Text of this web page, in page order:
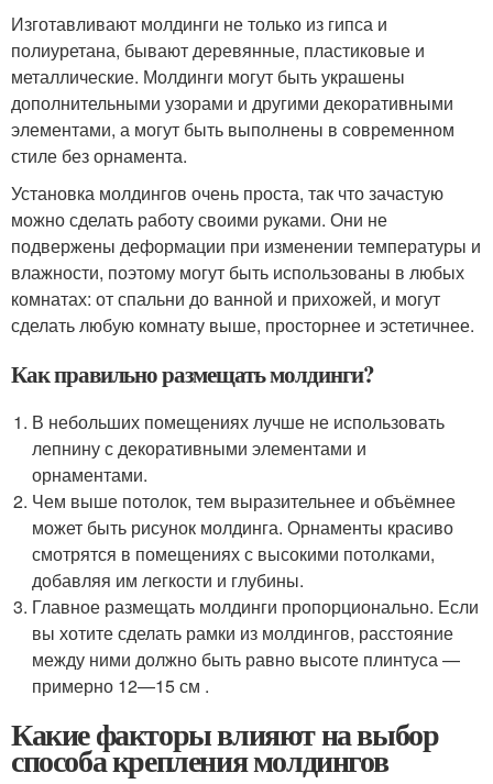
Изготавливают молдинги не только из гипса и
полиуретана, бывают деревянные, пластиковые и
металлические. Молдинги могут быть украшены
дополнительными узорами и другими декоративными
элементами, а могут быть выполнены в современном
стиле без орнамента.
Установка молдингов очень проста, так что зачастую
можно сделать работу своими руками. Они не
подвержены деформации при изменении температуры и
влажности, поэтому могут быть использованы в любых
комнатах: от спальни до ванной и прихожей, и могут
сделать любую комнату выше, просторнее и эстетичнее.
Как правильно размещать молдинги?
В небольших помещениях лучше не использовать
лепнину с декоративными элементами и
орнаментами.
Чем выше потолок, тем выразительнее и объёмнее
может быть рисунок молдинга. Орнаменты красиво
смотрятся в помещениях с высокими потолками,
добавляя им легкости и глубины.
Главное размещать молдинги пропорционально. Если
вы хотите сделать рамки из молдингов, расстояние
между ними должно быть равно высоте плинтуса —
примерно 12—15 см .
Какие факторы влияют на выбор
способа крепления молдингов